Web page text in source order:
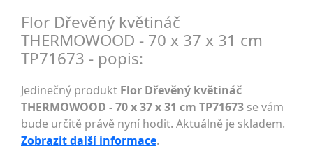
Flor Dřevěný květináč
THERMOWOOD - 70 x 37 x 31 cm
TP71673 - popis:
Jedinečný produkt Flor Dřevěný květináč
THERMOWOOD - 70 x 37 x 31 cm TP71673 se vám
bude určitě právě nyní hodit. Aktuálně je skladem.
Zobrazit další informace.